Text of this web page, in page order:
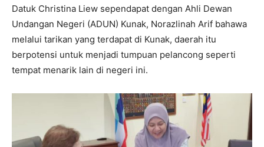
Datuk Christina Liew sependapat dengan Ahli Dewan
Undangan Negeri (ADUN) Kunak, Norazlinah Arif bahawa
melalui tarikan yang terdapat di Kunak, daerah itu
berpotensi untuk menjadi tumpuan pelancong seperti
tempat menarik lain di negeri ini.